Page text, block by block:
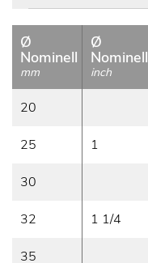
Ø
Nominell
mm
Ø
Nominell
inch
20
25 1
30
32 1 1/4
35